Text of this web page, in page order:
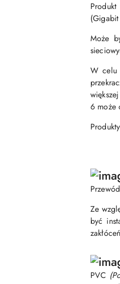
Może
W celu
6 może
Przewód
Ze
być
PVC